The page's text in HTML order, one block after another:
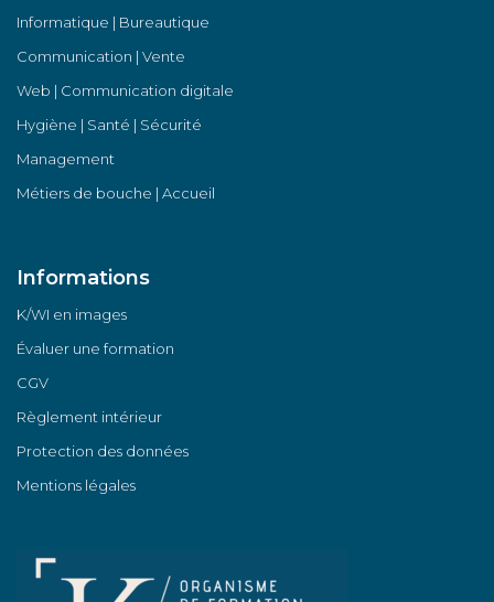
Informatique | Bureautique
Communication | Vente
Web | Communication digitale
Hygiène | Santé | Sécurité
Management
Métiers de bouche | Accueil
Informations
K/WI en images
Évaluer une formation
CGV
Règlement intérieur
Protection des données
Mentions légales